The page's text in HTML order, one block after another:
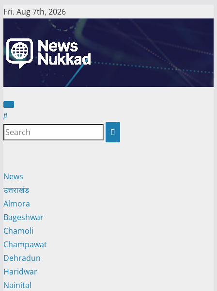
Skip
content
Fri. Aug 7th, 2026
News
उत्तराखंड
Almora
Bageshwar
Chamoli
Champawat
Dehradun
Haridwar
Nainital